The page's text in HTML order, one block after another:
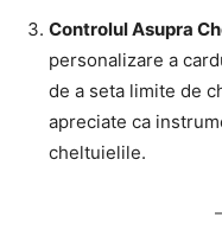
Controlul Asupra
personalizare a
de a seta limite de
apreciate ca
cheltuielile.